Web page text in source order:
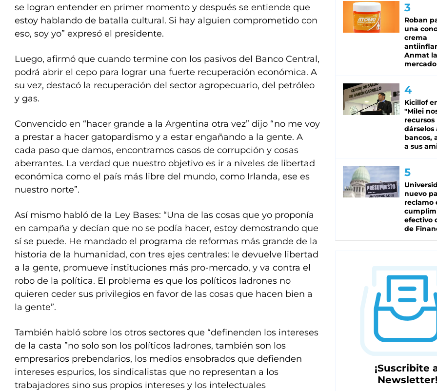
se logran entender en primer momento y después se entiende que
estoy hablando de batalla cultural. Si hay alguien comprometido con
eso, soy yo” expresó el presidente.
Luego, afirmó que cuando termine con los pasivos del Banco Central,
podrá abrir el cepo para lograr una fuerte recuperación económica. A
su vez, destacó la recuperación del sector agropecuario, del petróleo
y gas.
Convencido en “hacer grande a la Argentina otra vez” dijo “no me voy
a prestar a hacer gatopardismo y a estar engañando a la gente. A
cada paso que damos, encontramos casos de corrupción y cosas
aberrantes. La verdad que nuestro objetivo es ir a niveles de libertad
económica como el país más libre del mundo, como Irlanda, ese es
nuestro norte”.
Así mismo habló de la Ley Bases: “Una de las cosas que yo proponía
en campaña y decían que no se podía hacer, estoy demostrando que
sí se puede. He mandado el programa de reformas más grande de la
historia de la humanidad, con tres ejes centrales: le devuelve libertad
a la gente, promueve instituciones más pro-mercado, y va contra el
robo de la política. El problema es que los políticos ladrones no
quieren ceder sus privilegios en favor de las cosas que hacen bien a
la gente”.
También habló sobre los otros sectores que “definenden los intereses
de la casta ”no solo son los políticos ladrones, también son los
empresarios prebendarios, los medios ensobrados que defienden
intereses espurios, los sindicalistas que no representan a los
trabajadores sino sus propios intereses y los intelectuales
Roban
una
crema
Anmat
mercado
Kicillof
"Milei
recursos
dárselos
bancos,
a sus
nuevo
reclamo
efectivo
de
¡Suscribite
Newsletter!